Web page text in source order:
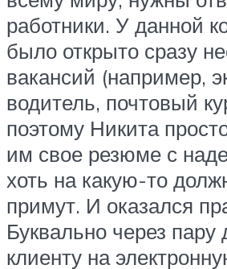
работники. У данной
было открыто сразу
вакансий (например,
водитель, почтовый
поэтому Никита
им свое резюме с
хоть на какую-то
примут. И оказался
Буквально через
клиенту на